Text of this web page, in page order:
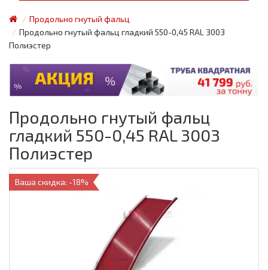
Продольно гнутый фальц
Продольно гнутый фальц гладкий 550-0,45 RAL 3003
Полиэстер
Продольно гнутый фальц
гладкий 550-0,45 RAL 3003
Полиэстер
Ваша скидка: -18%